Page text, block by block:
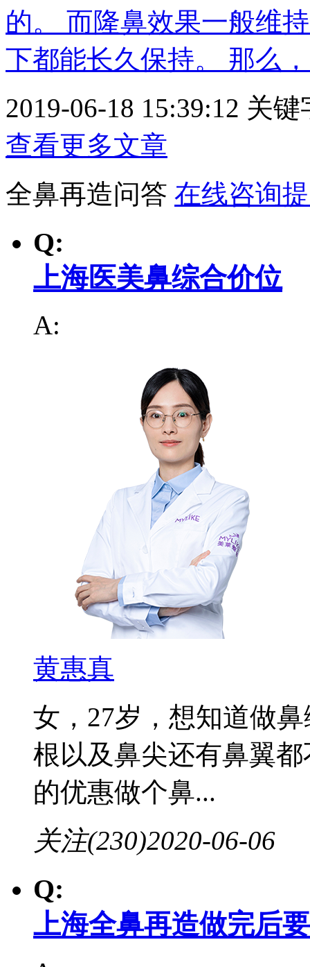
的。 而隆鼻效果一般维
下都能长久保持。 那么
2019-06-18 15:39:12 关键
查看更多文章
全鼻再造问答 在线咨询
Q:
上海医美鼻综合价位
A:
黄惠真
女，27岁，想知道做
根以及鼻尖还有鼻翼
的优惠做个鼻...
关注(230)2020-06-06
Q:
上海全鼻再造做完后